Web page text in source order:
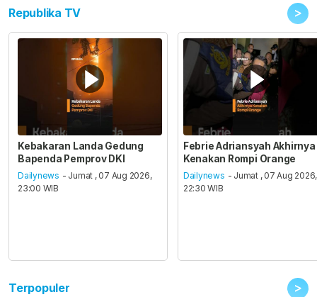
Republika TV >
Kebakaran Landa Gedung
Bapenda Pemprov DKI
Dailynews - Jumat , 07 Aug 2026,
23:00 WIB
Febrie Adriansyah Akhirnya
Kenakan Rompi Orange
Dailynews - Jumat , 07 Aug 2026,
22:30 WIB
Terpopuler >